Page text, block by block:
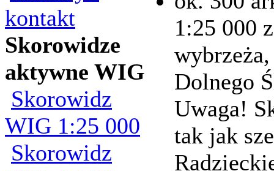
kontakt
Skorowidze
aktywne WIG
Skorowidz
WIG 1:25 000
Skorowidz
1:25 000
Dolnego
Uwaga!
tak jak